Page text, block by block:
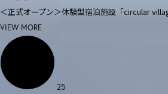
＜正式オープン＞体験型宿泊施設「circular
VIEW MORE
25